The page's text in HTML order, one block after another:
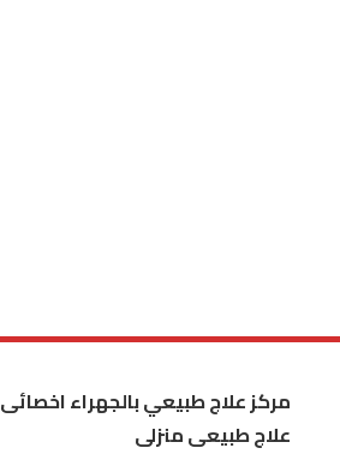
مركز علاج طبيعي بالجهراء اخصائى
علاج طبيعى منزلى